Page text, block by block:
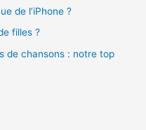
de l’iPhone ?
filles ?
de chansons : notre top